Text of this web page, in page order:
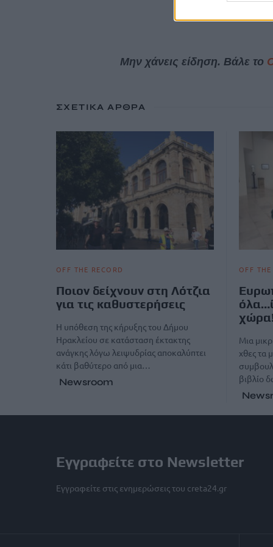
Μην χάνεις είδηση. Βάλε το
ΣΧΕΤΙΚΆ ΆΡΘΡΑ
OFF THE RECORD
Ποιον δείχνουν στη Λότζια
για τις καθυστερήσεις
Η υπόθεση της κήρυξης του Δήμου
Ηρακλείου σε κατάσταση έκτακτης
ανάγκης λόγω λειψυδρίας αποκαλύπτει
κάτι βαθύτερο από μια…
Newsroom
OFF THE
Μια
χθες τα
βιβλίο
Εγγραφείτε στο Newsletter
Εγγραφείτε στις ενημερώσεις του creta24.gr